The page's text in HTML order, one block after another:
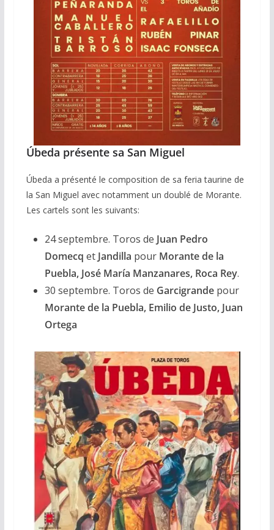
Úbeda présente sa San Miguel
Úbeda a présenté le composition de sa feria taurine de
la San Miguel avec notamment un doublé de Morante.
Les cartels sont les suivants:
24 septembre. Toros de Juan Pedro
Domecq et Jandilla pour Morante de la
Puebla, José María Manzanares, Roca Rey.
30 septembre. Toros de Garcigrandepour
Morante de la Puebla, Emilio de Justo, Juan
Ortega